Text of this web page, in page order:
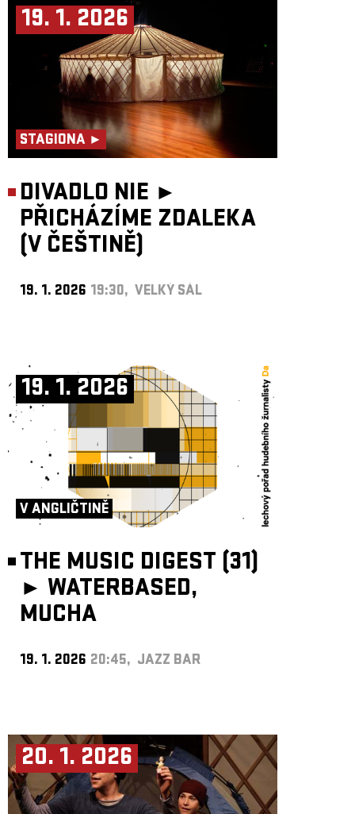
19. 1. 2026
STAGIONA ►
DIVADLO NIE ►
PŘICHÁZÍME ZDALEKA
(V ČEŠTINĚ)
19. 1. 2026 19:30, VELKÝ SÁL
19. 1. 2026
V ANGLIČTINĚ
THE MUSIC DIGEST (31)
► WATERBASED,
MUCHA
19. 1. 2026 20:45, JAZZ BAR
20. 1. 2026